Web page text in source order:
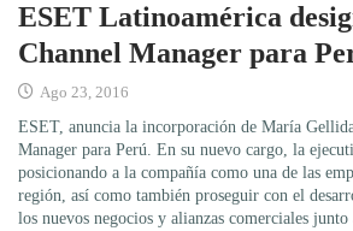
ESET Latinoamérica
Channel Manager para
Ago 23, 2016
ESET, anuncia la incorporación de María
Manager para Perú. En su nuevo cargo, la
posicionando a la compañía como una de las
región, así como también proseguir con el
los nuevos negocios y alianzas comerciales